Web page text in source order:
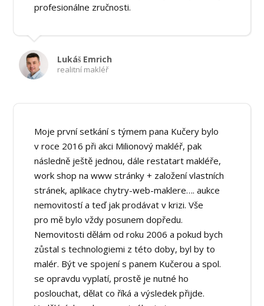
profesionálne zručnosti.
Lukáš Emrich
realitní makléř
Moje první setkání s týmem pana Kučery bylo
v roce 2016 při akci Milionový makléř, pak
následně ještě jednou, dále restatart makléře,
work shop na www stránky + založení vlastních
stránek, aplikace chytry-web-maklere…. aukce
nemovitostí a teď jak prodávat v krizi. Vše
pro mě bylo vždy posunem dopředu.
Nemovitosti dělám od roku 2006 a pokud bych
zůstal s technologiemi z této doby, byl by to
malér. Být ve spojení s panem Kučerou a spol.
se opravdu vyplatí, prostě je nutné ho
poslouchat, dělat co říká a výsledek přijde.